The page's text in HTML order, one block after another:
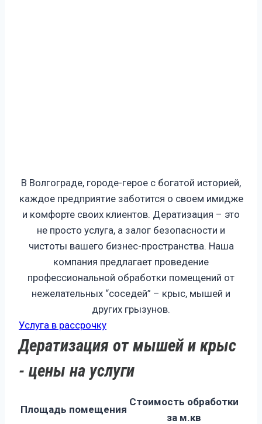
В Волгограде, городе-герое с богатой историей,
каждое предприятие заботится о своем имидже
и комфорте своих клиентов. Дератизация – это
не просто услуга, а залог безопасности и
чистоты вашего бизнес-пространства. Наша
компания предлагает проведение
профессиональной обработки помещений от
нежелательных “соседей” – крыс, мышей и
других грызунов.
Услуга в рассрочку
Дератизация от мышей и крыс
- цены на услуги
Площадь помещения
Стоимость обработки
за м.кв